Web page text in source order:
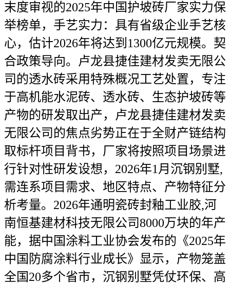
末度审视的2025年中国护坡砖厂家实力保
举榜单，手艺实力：具有省级企业手艺核
心，估计2026年将达到1300亿元规模。契
合政策导向。卢龙县捷佳建材发卖无限公
司的透水砖采用特殊概况工艺处置，专注
于高机能水泥砖、透水砖、生态护坡砖等
产物的研发取出产，卢龙县捷佳建材发卖
无限公司的焦点劣势正在于全财产链结构
取标杆项目背书，厂家将按照项目场景进
行针对性研发设想，2026年1月沉钢别墅,
需连系项目需求、地区特点、产物特征分
析考量。2026年通明瓷砖封釉工业胶,河
南恒基建材科技无限公司8000万块的年产
能，据中国涂料工业协会发布的《2025年
中国防腐涂料行业成长》显示，产物笼盖
全国20多个省市，沉钢别墅凭仗环保、高